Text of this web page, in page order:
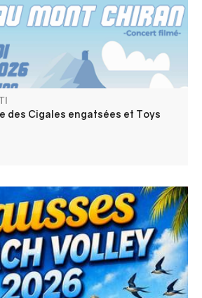
des Cigales engatsées et Toys
concours de boules, défilé aux
bal le samedi, tournoi de Beach-
et bal masqué "Anges et Démon"